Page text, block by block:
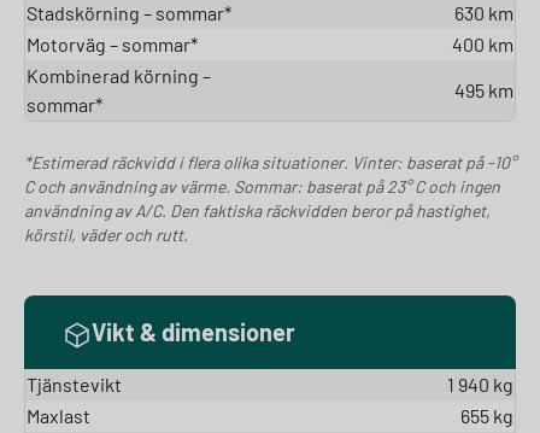
Stadskörning – sommar*
630 km
Motorväg – sommar*
400 km
Kombinerad körning –
sommar*
495 km
*Estimerad räckvidd i flera olika situationer. Vinter: baserat på -10°
C och användning av värme. Sommar: baserat på 23° C och ingen
användning av A/C. Den faktiska räckvidden beror på hastighet,
körstil, väder och rutt.
Vikt & dimensioner
Tjänstevikt
1 940 kg
Maxlast
655 kg